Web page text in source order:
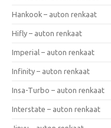
Hankook – auton renkaat
Hifly – auton renkaat
Imperial – auton renkaat
Infinity – auton renkaat
Insa-Turbo – auton renkaat
Interstate – auton renkaat